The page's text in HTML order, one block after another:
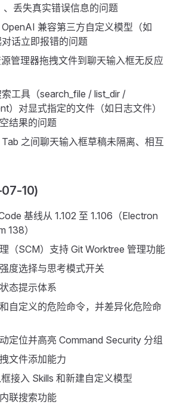
丢失真实错误信息的问题
兼容第三方自定义模型（如
话立即报错的问题
管理器拖拽文件到聊天输入框无反应
工具（search_file / list_dir /
）对显式指定的文件（如日志文件）
结果的问题
之间聊天输入框草稿未隔离、相互
10)
基线从 1.102 至 1.106（Electron
138）
（SCM）支持 Git Worktree 管理功能
度选择与思考模式开关
态提示体系
自定义的危险命令，并差异化危险命
定位并高亮 Command Security 分组
文件添加能力
接入 Skills 和新建自定义模型
联搜索功能